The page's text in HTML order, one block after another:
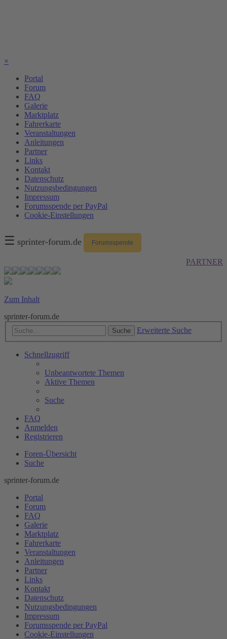
×
Portal
Forum
FAQ
Galerie
Marktplatz
Fahrerkarte
Veranstaltungen
Anleitungen
Partner
Links
Kontakt
Datenschutz
Nutzungsbedingungen
Impressum
Forumsspende per PayPal
Cookie-Einstellungen
☰ sprinter-forum.de Forumsspende
PARTNER
Zum Inhalt
sprinter-forum.de
Suche Erweiterte Suche
Schnellzugriff
Unbeantwortete Themen
Aktive Themen
Suche
FAQ
Anmelden
Registrieren
Foren-Übersicht
Suche
sprinter-forum.de
Portal
Forum
FAQ
Galerie
Marktplatz
Fahrerkarte
Veranstaltungen
Anleitungen
Partner
Links
Kontakt
Datenschutz
Nutzungsbedingungen
Impressum
Forumsspende per PayPal
Cookie-Einstellungen